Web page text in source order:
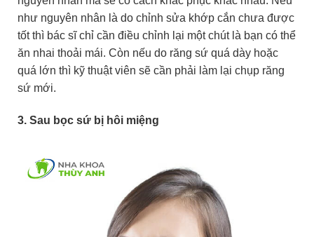
như nguyên nhân là do chỉnh sửa khớp cắn chưa được
tốt thì bác sĩ chỉ cần điều chỉnh lại một chút là bạn có thể
ăn nhai thoải mái. Còn nếu do răng sứ quá dày hoặc
quá lớn thì kỹ thuật viên sẽ cần phải làm lại chụp răng
sứ mới.
3. Sau bọc sứ bị hôi miệng